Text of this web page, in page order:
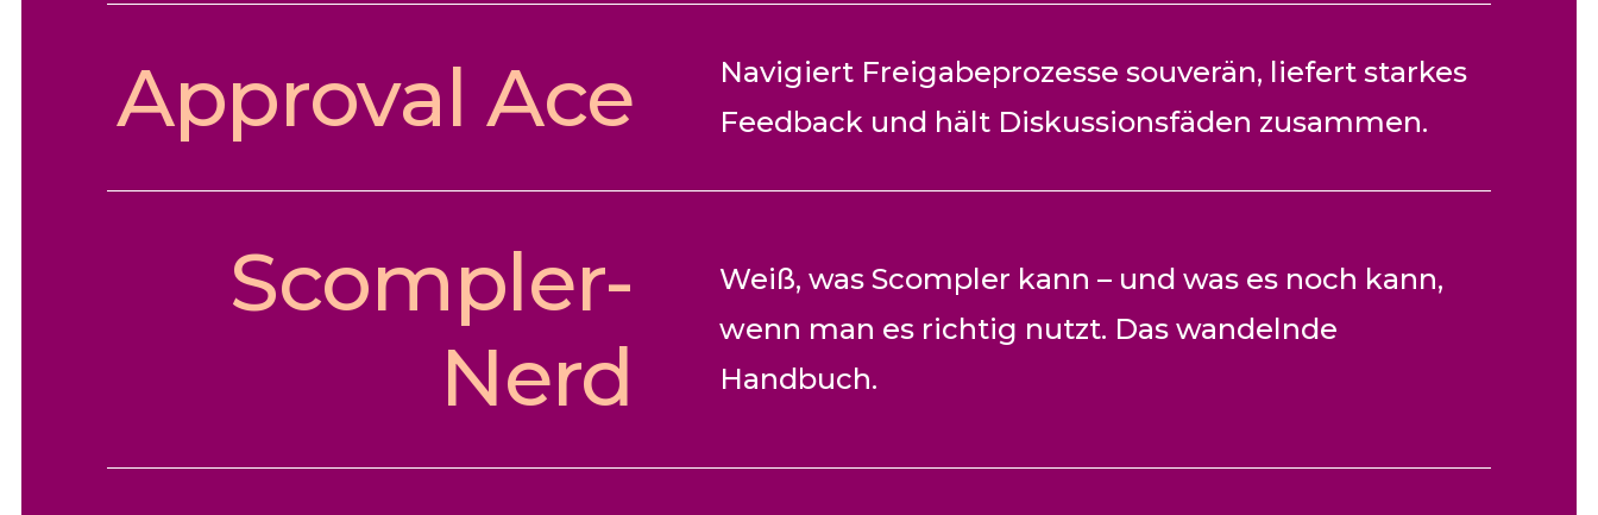
Approval Ace
Navigiert Freigabeprozesse souverän, liefert starkes
Feedback und hält Diskussionsfäden zusammen.
Scompler-
Nerd
Weiß, was Scompler kann – und was es noch kann,
wenn man es richtig nutzt. Das wandelnde
Handbuch.